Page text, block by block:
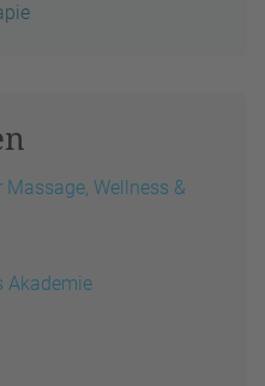
Wellness &
Akademie